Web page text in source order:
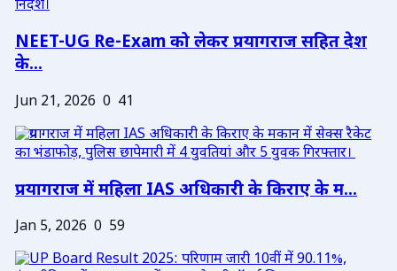
NEET-UG Re-Exam को लेकर प्रयागराज सहित देश
के...
Jun 21, 2026 0 41
प्रयागराज में महिला IAS अधिकारी के किराए के म...
Jan 5, 2026 0 59